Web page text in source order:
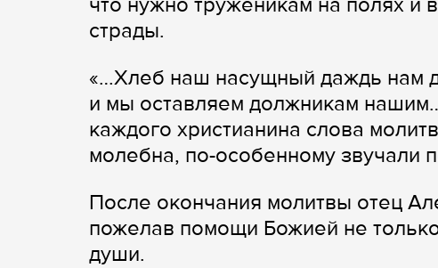
страды.
«…Хлеб наш насущный даждь нам
и мы оставляем должникам
каждого христианина слова
молебна, по-особенному звучали
После окончания молитвы отец
пожелав помощи Божией не
души.